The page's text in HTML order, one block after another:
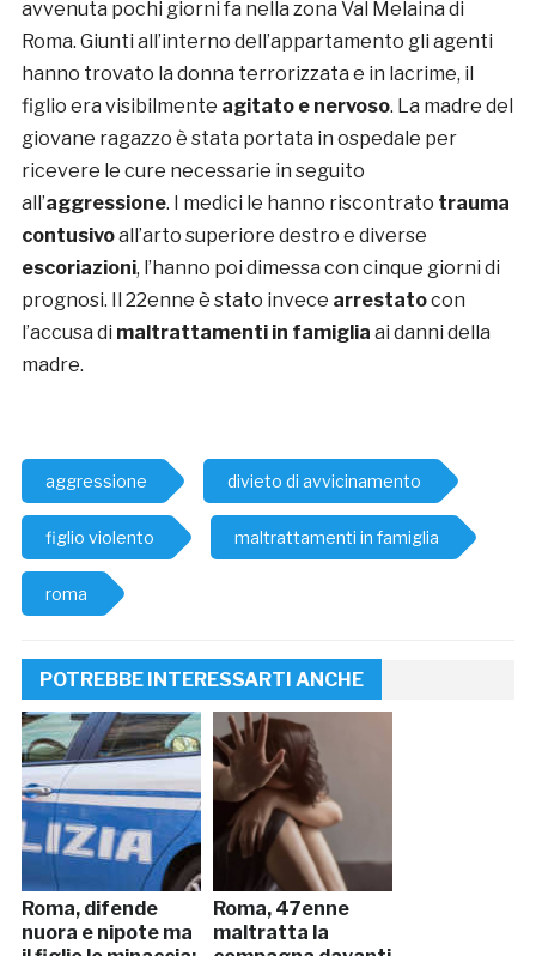
avvenuta pochi giorni fa nella zona Val Melaina di
Roma. Giunti all’interno dell’appartamento gli agenti
hanno trovato la donna terrorizzata e in lacrime, il
figlio era visibilmente agitato e nervoso. La madre del
giovane ragazzo è stata portata in ospedale per
ricevere le cure necessarie in seguito
all’aggressione. I medici le hanno riscontrato trauma
contusivoall’arto superiore destro e diverse
escoriazioni, l’hanno poi dimessa con cinque giorni di
prognosi. Il 22enne è stato invece arrestatocon
l’accusa di maltrattamenti in famiglia ai danni della
madre.
aggressione divieto di avvicinamento
figlio violento maltrattamenti in famiglia
roma
POTREBBE INTERESSARTI ANCHE
Roma, difende
nuora e nipote ma
Roma, 47enne
maltratta la